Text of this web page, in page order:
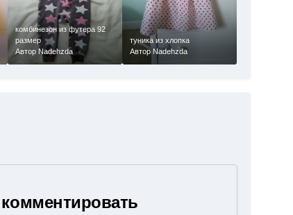
комбинезон из футера 92
размер
Автор Nadehzda
туника из хлопка
Автор Nadehzda